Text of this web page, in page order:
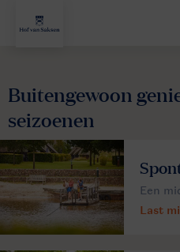
Buitengewoon
seizoenen
Een
Last